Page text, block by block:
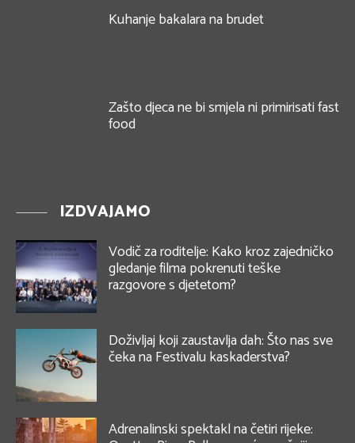
Kuhanje bakalara na brudet
Zašto djeca ne bi smjela ni primirisati fast
food
IZDVAJAMO
Vodič za roditelje: Kako kroz zajedničko
gledanje filma pokrenuti teške
razgovore s djetetom?
Doživljaj koji zaustavlja dah: Što nas sve
čeka na Festivalu kaskaderstva?
Adrenalinski spektakl na četiri rijeke: